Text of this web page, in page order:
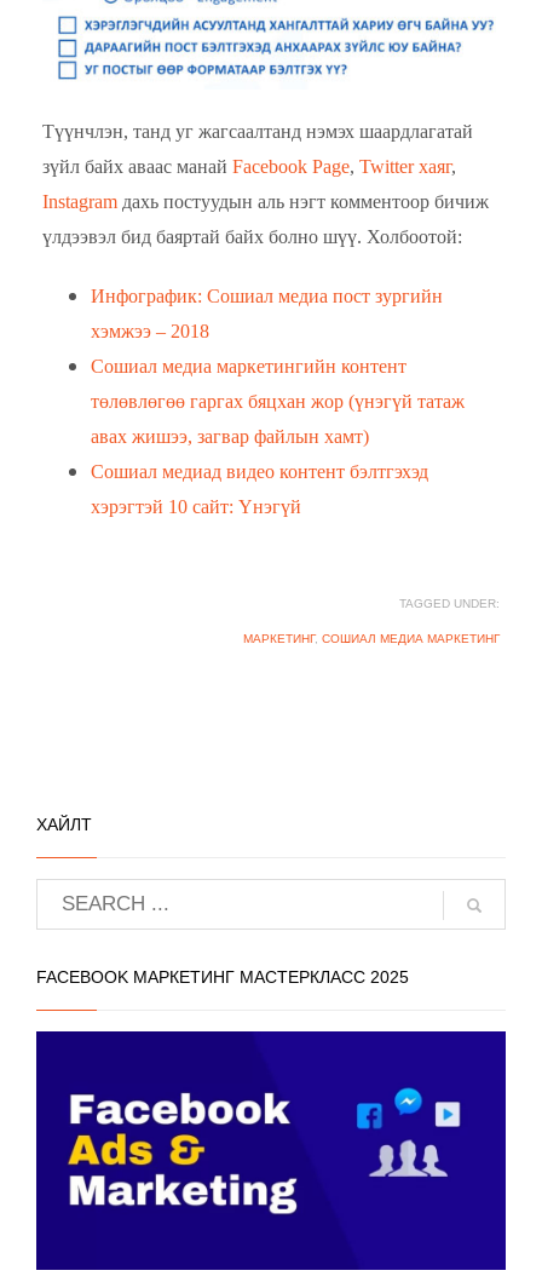
Түүнчлэн, танд уг жагсаалтанд нэмэх шаардлагатай
зүйл байх аваас манай Facebook Page, Twitter хаяг,
Instagram дахь постуудын аль нэгт комментоор бичиж
үлдээвэл бид баяртай байх болно шүү. Холбоотой:
Инфографик: Сошиал медиа пост зургийн
хэмжээ – 2018
Сошиал медиа маркетингийн контент
төлөвлөгөө гаргах бяцхан жор (үнэгүй татаж
авах жишээ, загвар файлын хамт)
Сошиал медиад видео контент бэлтгэхэд
хэрэгтэй 10 сайт: Үнэгүй
TAGGED UNDER:
МАРКЕТИНГ, СОШИАЛ МЕДИА МАРКЕТИНГ
ХАЙЛТ
FACEBOOK МАРКЕТИНГ МАСТЕРКЛАСС 2025